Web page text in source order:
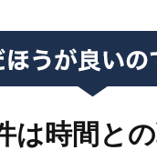
は時間と